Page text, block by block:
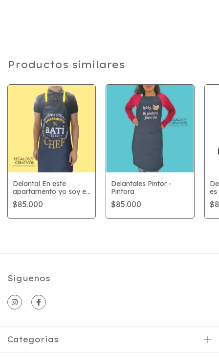
Productos similares
Delantal En este
apartamento yo soy el
chef
$85.000
Delantales Pintor -
Pintora
$85.000
es
Síguenos
Categorías